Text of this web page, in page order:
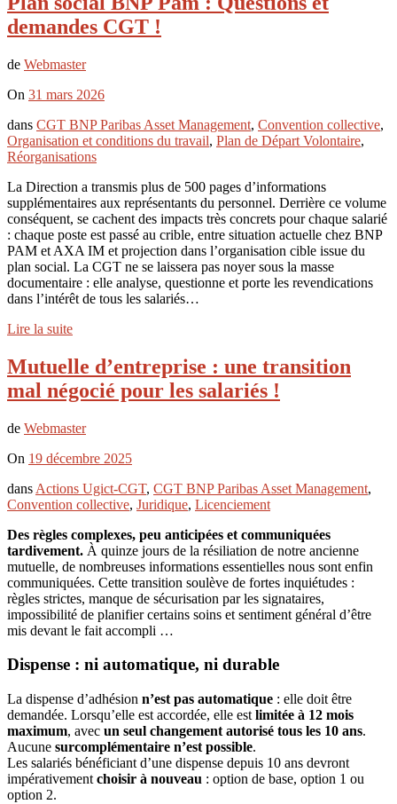
demandes CGT !
de Webmaster
On 31 mars 2026
dans CGT BNP Paribas Asset Management, Convention collective,
Organisation et conditions du travail, Plan de Départ Volontaire,
Réorganisations
La Direction a transmis plus de 500 pages d’informations
supplémentaires aux représentants du personnel. Derrière ce volume
conséquent, se cachent des impacts très concrets pour chaque salarié
: chaque poste est passé au crible, entre situation actuelle chez BNP
PAM et AXA IM et projection dans l’organisation cible issue du
plan social. La CGT ne se laissera pas noyer sous la masse
documentaire : elle analyse, questionne et porte les revendications
dans l’intérêt de tous les salariés…
Lire la suite
Mutuelle d’entreprise : une transition
mal négocié pour les salariés !
de Webmaster
On 19 décembre 2025
dans Actions Ugict-CGT, CGT BNP Paribas Asset Management,
Convention collective, Juridique, Licenciement
Des règles complexes, peu anticipées et communiquées
tardivement. À quinze jours de la résiliation de notre ancienne
mutuelle, de nombreuses informations essentielles nous sont enfin
communiquées. Cette transition soulève de fortes inquiétudes :
règles strictes, manque de sécurisation par les signataires,
impossibilité de planifier certains soins et sentiment général d’être
mis devant le fait accompli …
Dispense : ni automatique, ni durable
La dispense d’adhésion n’est pas automatique : elle doit être
demandée. Lorsqu’elle est accordée, elle est limitée à 12 mois
maximum, avec un seul changement autorisé tous les 10 ans.
Aucune surcomplémentaire n’est possible.
Les salariés bénéficiant d’une dispense depuis 10 ans devront
impérativement choisir à nouveau : option de base, option 1 ou
option 2.